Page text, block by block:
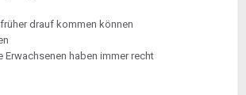
drauf kommen können
Erwachsenen haben immer recht